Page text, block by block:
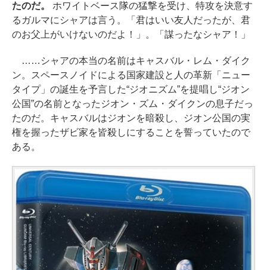
たのだ。 ホワイトベース隊の猛撃を受け、特攻を決意す
るガルマにシャアは言う。「君はいい友人だったが、君
のお父上がいけないのだよ！」。「謀ったなシャア！」
……シャアの本当の名前はキャスバル・レム・ダイク
ン。スペースノイドによる国家建設と人の革新「ニュー
タイプ」の誕生を予言した“ジオニズム”を提唱し“ジオン
公国”の名前となったジオン・ズム・ダイクンの息子だっ
たのだ。キャスバルはジオンを暗殺し、ジオン公国の実
権を握ったザビ家を皆殺しにすることを誓っていたので
ある。